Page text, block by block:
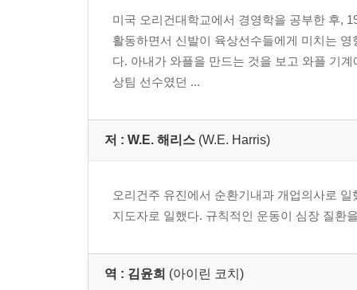
미국 오리건대학교에서 경영학을 공부한 후,
활동하면서 신발이 육상선수들에게 미치는
다. 아내가 와플을 만드는 것을 보고 와플 기
상팀 선수였던 ...
저 : W.E. 해리스 (W.E. Harris)
오리건주 유진에서 순환기내과 개업의사로
지도자로 일했다. 규칙적인 운동이 심장 질환
역 : 김윤희 (아이린 코치)